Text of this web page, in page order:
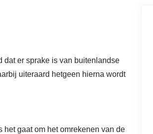
dat er sprake is van buitenlandse
uiteraard hetgeen hierna wordt
gaat om het omrekenen van de